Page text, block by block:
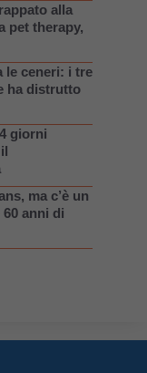
alla
pet therapy,
le ceneri: i tre
ha distrutto
giorni
ma c’è un
anni di